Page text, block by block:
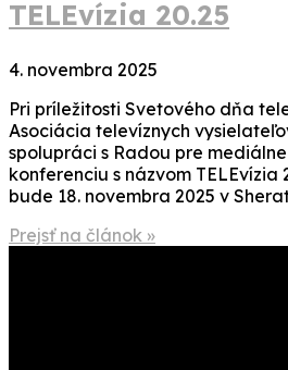
TELEvízia 20.25
4. novembra 2025
Pri príležitosti Svetového dňa
Asociácia televíznych
spolupráci s Radou pre
konferenciu s názvom TELEvízia
bude 18. novembra 2025 v
Prejsť na článok »